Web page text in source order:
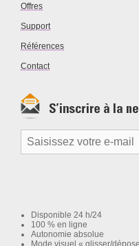
Offres
Support
Références
Contact
Disponible 24 h/24
100 % en ligne
Autonomie absolue
Mode visuel « glisser/